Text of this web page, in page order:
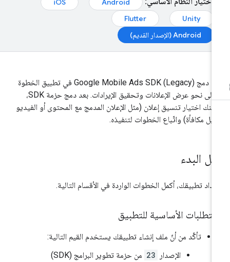
Android
iOS
Unity
Flutter
Android (الإصدار القديم)
دمجGoogle Mobile Ads SDK (Legacy)في تطبيق الخطوة
الأولى نحو عرض الإعلانات وتحقيق الإيرادات. بعد دمج حزمة SDK،
اختيار تنسيق إعلان (مثل الإعلان المدمج مع المحتوى أو الفيديو
مكافأة) واتّباع الخطوات لتنفيذه.
البدء
تطبيقك، أكمل الخطوات الواردة في الأقسام التالية.
الأساسية للتطبيق
تأكَّد من أنّ ملف إنشاء تطبيقك يستخدم القيم التالية:
الإصدار 23
من حزمة تطوير البرامج (SDK)